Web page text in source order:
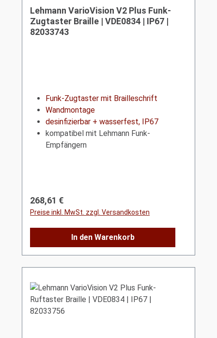
Lehmann VarioVision V2 Plus Funk-
Zugtaster Braille | VDE0834 | IP67 |
82033743
Funk-Zugtaster mit Brailleschrift
Wandmontage
desinfizierbar + wasserfest, IP67
kompatibel mit Lehmann Funk-
Empfängern
Regulärer Preis:
268,61 €
Preise inkl. MwSt. zzgl. Versandkosten
In den Warenkorb